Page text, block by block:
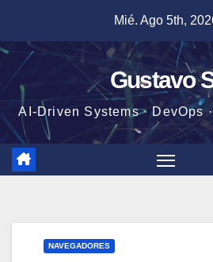
contenido
Mié. Ago 5th,
Gustavo
AI-Driven Systems · DevOps
NAVEGADORES